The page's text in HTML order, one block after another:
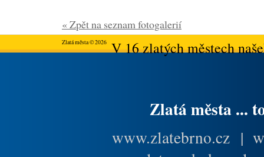
« Zpět na seznam fotogalerií
Zlatá města © 2026V 16 zlatých městech
Zlatá města ...
www.zlatebrno.cz |